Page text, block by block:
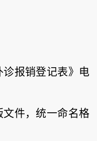
报销登记表》电
文件，统一命名格